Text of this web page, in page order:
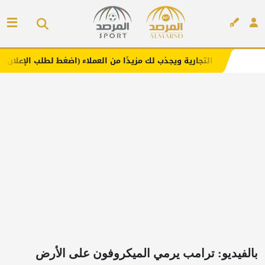
ويجذب لك مزيدًا من العملاء (اضغط لطلب الإعلان)
بالفيديو: ترامب يرمي الميكروفون على الأرض